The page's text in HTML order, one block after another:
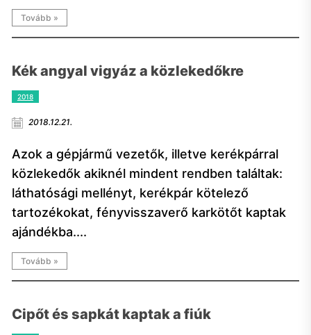
Tovább »
Kék angyal vigyáz a közlekedőkre
2018
2018.12.21.
Azok a gépjármű vezetők, illetve kerékpárral
közlekedők akiknél mindent rendben találtak:
láthatósági mellényt, kerékpár kötelező
tartozékokat, fényvisszaverő karkötőt kaptak
ajándékba....
Tovább »
Cipőt és sapkát kaptak a fiúk